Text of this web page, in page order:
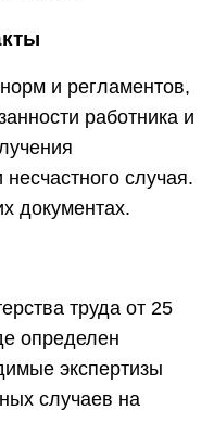
и регламентов,
работника и
случая.
документах.
труда от 25
определен
экспертизы
случаев на